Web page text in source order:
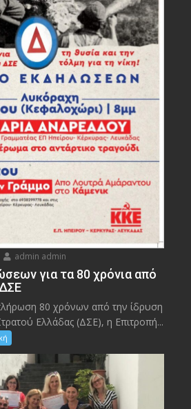
admin admin
για τα 80 χρόνια από
80 χρόνων από την ίδρυση
Ελλάδας (ΔΣΕ), η Επιτροπή...